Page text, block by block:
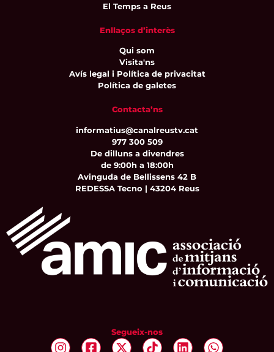
El Temps a Reus
Enllaços d’interès
Qui som
Visita'ns
Avís legal i Política de privacitat
Política de galetes
Contacta’ns
informatius@canalreustv.cat
977 300 509
De dilluns a divendres
de 9:00h a 18:00h
Avinguda de Bellissens 42 B
REDESSA Tecno | 43204 Reus
Segueix-nos